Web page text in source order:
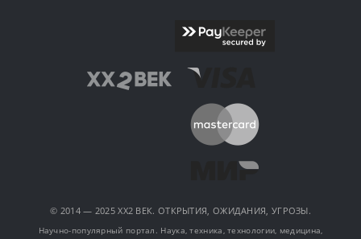
© 2014 — 2025 XX2 ВЕК. ОТКРЫТИЯ, ОЖИДАНИЯ, УГРОЗЫ.
Научно-популярный портал. Наука, техника, технологии, медицина,